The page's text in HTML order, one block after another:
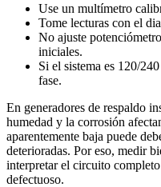
Use un multímetro
Tome lecturas con el
No ajuste
iniciales.
Si el sistema es 120/
fase.
En generadores de respaldo
humedad y la corrosión
aparentemente baja puede
deterioradas. Por eso, medir
interpretar el circuito
defectuoso.